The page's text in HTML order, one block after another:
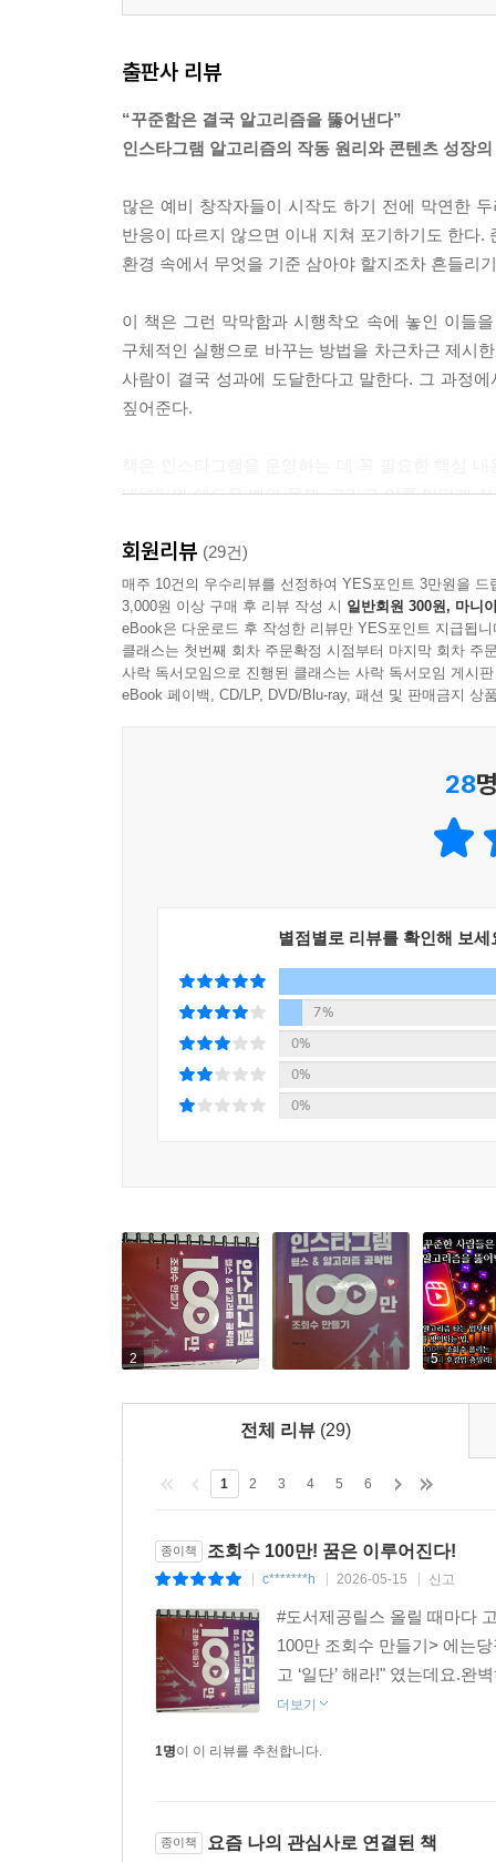
출판사 리뷰
“꾸준함은 결국 알고리즘을 뚫어낸다”
인스타그램 알고리즘의 작동 원리와 콘텐츠 성장
많은 예비 창작자들이 시작도 하기 전에 막연한
반응이 따르지 않으면 이내 지쳐 포기하기도 한다
환경 속에서 무엇을 기준 삼아야 할지조차 흔들리
이 책은 그런 막막함과 시행착오 속에 놓인 이들
구체적인 실행으로 바꾸는 방법을 차근차근 제시
사람이 결국 성과에 도달한다고 말한다. 그 과정
짚어준다.
페널티와 쉐도우 밴의 문제, 그리고 이를 어떻게
담았다.
특히 이 책은 성장이 정체된 1인 창업자나 보다
적용할 수 있는 방법에 초점을 맞추고 있기 때문
실천 방식 등은 플랫폼을 대하는 태도 자체를 다
시작을 성과로 연결하는 데 든든한 기준이 되어준
감각을 세우고 싶은 이들에게, 이 책은 분명하고
또한 책의 날개에는 저자의 강의를 무료로 들을
회원리뷰 (29건)
매주 10건의 우수리뷰를 선정하여 YES포인트 3만원을 드
3,000원 이상 구매 후 리뷰 작성 시 일반회원 300원, 마니
eBook은 다운로드 후 작성한 리뷰만 YES포인트 지급됩니
클래스는 첫번째 회차 주문확정 시점부터 마지막 회차 주
사락 독서모임으로 진행된 클래스는 사락 독서모임 게시
eBook 페이백, CD/LP, DVD/Blu-ray, 패션 및 판매금지 상
28
별점별로 리뷰를 확인해 보세
7%
0%
0%
0%
2 5
전체 리뷰 (29)
1 2 3 4 5 6
종이책 조회수 100만! 꿈은 이루어진다!
c*******h 2026-05-15 신고
#도서제공릴스 올릴 때마다
100만 조회수 만들기> 에는
고 ‘일단’ 해라!" 였는데요.완
더보기
1명이 이 리뷰를 추천합니다.
종이책 요즘 나의 관심사로 연결된 책